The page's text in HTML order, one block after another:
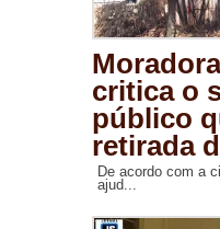
critica o
público
retirada
De acordo com a
ajud...